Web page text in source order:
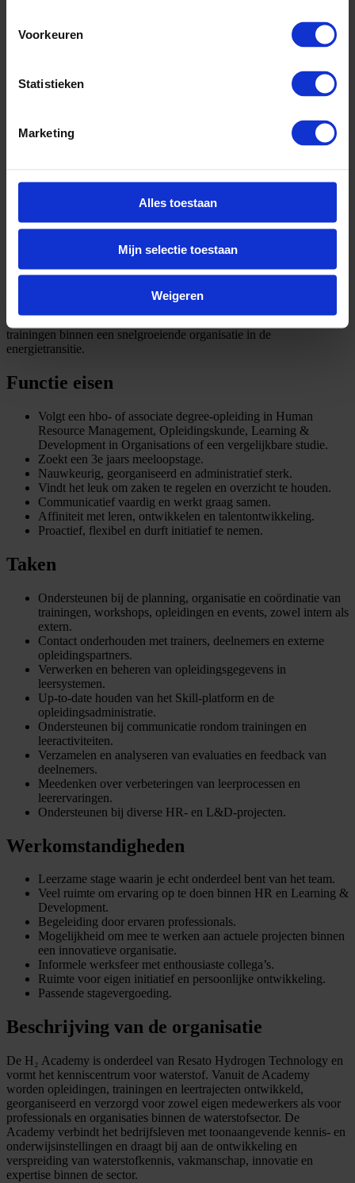
Voorkeuren
Statistieken
Marketing
Alles toestaan
Mijn selectie toestaan
Weigeren
Omschrijving
Meeloopstage binnen het Learning & Development-team waarbij je
bijdraagt aan de organisatie en coördinatie van opleidingen en
trainingen binnen een snelgroeiende organisatie in de
energietransitie.
Functie eisen
Volgt een hbo- of associate degree-opleiding in Human
Resource Management, Opleidingskunde, Learning &
Development in Organisations of een vergelijkbare studie.
Zoekt een 3e jaars meeloopstage.
Nauwkeurig, georganiseerd en administratief sterk.
Vindt het leuk om zaken te regelen en overzicht te houden.
Communicatief vaardig en werkt graag samen.
Affiniteit met leren, ontwikkelen en talentontwikkeling.
Proactief, flexibel en durft initiatief te nemen.
Taken
Ondersteunen bij de planning, organisatie en coördinatie van
trainingen, workshops, opleidingen en events, zowel intern als
extern.
Contact onderhouden met trainers, deelnemers en externe
opleidingspartners.
Verwerken en beheren van opleidingsgegevens in
leersystemen.
Up-to-date houden van het Skill-platform en de
opleidingsadministratie.
Ondersteunen bij communicatie rondom trainingen en
leeractiviteiten.
Verzamelen en analyseren van evaluaties en feedback van
deelnemers.
Meedenken over verbeteringen van leerprocessen en
leerervaringen.
Ondersteunen bij diverse HR- en L&D-projecten.
Werkomstandigheden
Leerzame stage waarin je echt onderdeel bent van het team.
Veel ruimte om ervaring op te doen binnen HR en Learning &
Development.
Begeleiding door ervaren professionals.
Mogelijkheid om mee te werken aan actuele projecten binnen
een innovatieve organisatie.
Informele werksfeer met enthousiaste collega’s.
Ruimte voor eigen initiatief en persoonlijke ontwikkeling.
Passende stagevergoeding.
Beschrijving van de organisatie
De H₂ Academy is onderdeel van Resato Hydrogen Technology en
vormt het kenniscentrum voor waterstof. Vanuit de Academy
worden opleidingen, trainingen en leertrajecten ontwikkeld,
georganiseerd en verzorgd voor zowel eigen medewerkers als voor
professionals en organisaties binnen de waterstofsector. De
Academy verbindt het bedrijfsleven met toonaangevende kennis- en
onderwijsinstellingen en draagt bij aan de ontwikkeling en
verspreiding van waterstofkennis, vakmanschap, innovatie en
expertise binnen de sector.